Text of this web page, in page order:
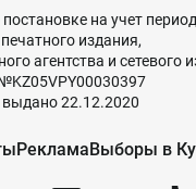
на учет
печатного издания,
агентства и сетевого
выдано 22.12.2020
РекламаВыборы в